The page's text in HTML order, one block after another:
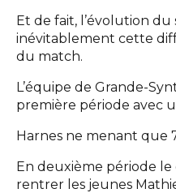
Et de fait, l’évolution du
inévitablement cette
du match.
L’équipe de Grande-
première période avec
Harnes ne menant que
En deuxième période le
rentrer les jeunes